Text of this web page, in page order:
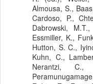
Almousa, S.,
Cardoso, P.,
Dabrowski,
Essmiller, K.,
Hutton, S. C.,
Kuhn, C.,
Nerantzi, C.,